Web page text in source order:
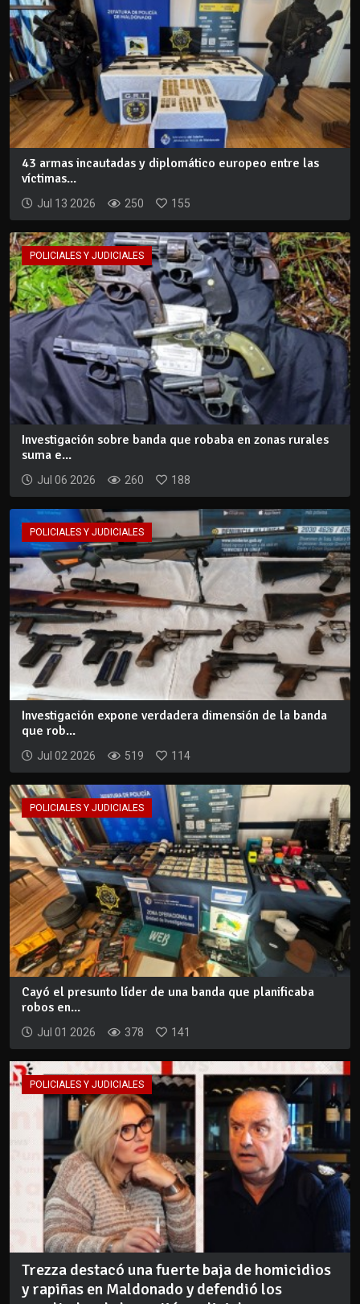
43 armas incautadas y diplomático europeo entre las
víctimas...
Jul 13 2026 250 155
POLICIALES Y JUDICIALES
Investigación sobre banda que robaba en zonas rurales
suma e...
Jul 06 2026 260 188
POLICIALES Y JUDICIALES
Investigación expone verdadera dimensión de la banda
que rob...
Jul 02 2026 519 114
POLICIALES Y JUDICIALES
Cayó el presunto líder de una banda que planificaba
robos en...
Jul 01 2026 378 141
POLICIALES Y JUDICIALES
Trezza destacó una fuerte baja de homicidios
y rapiñas en Maldonado y defendió los